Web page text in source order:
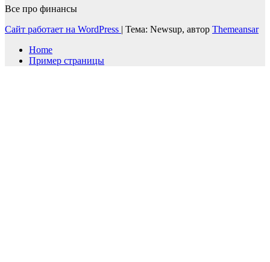
Все про финансы
Сайт работает на WordPress | Тема: Newsup, автор Themeansar
Home
Пример страницы